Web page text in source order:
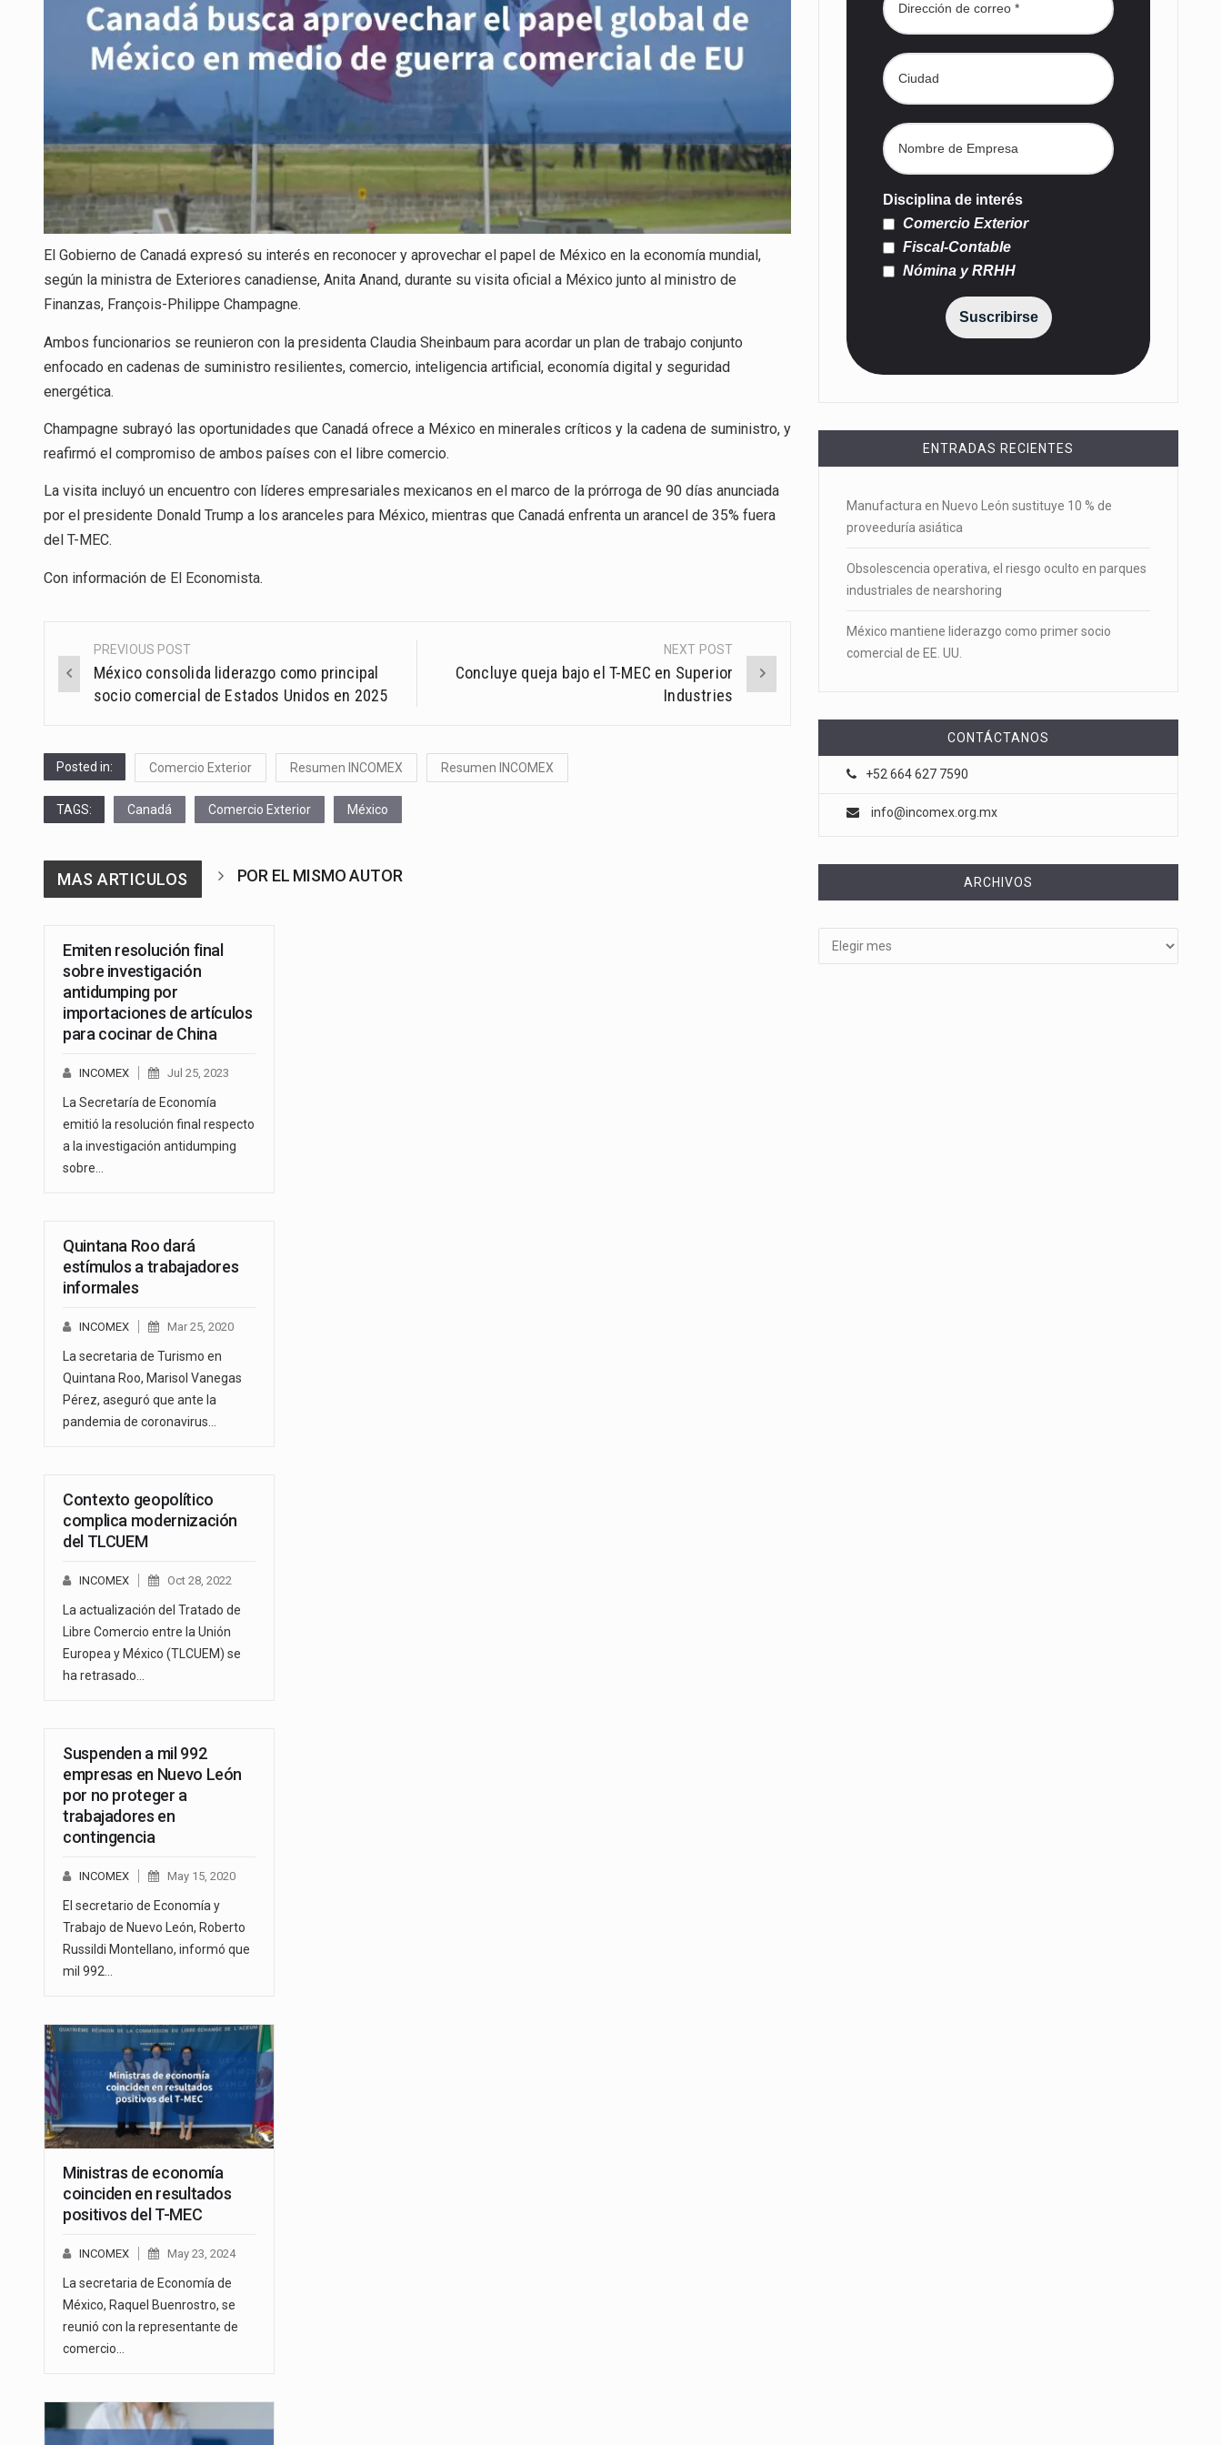
DE
EU
El Gobierno de Canadá expresó su interés en reconocer y aprovechar el papel de México en la economía mundial,
según la ministra de Exteriores canadiense, Anita Anand, durante su visita oficial a México junto al ministro de
Finanzas, François-Philippe Champagne.
Ambos funcionarios se reunieron con la presidenta Claudia Sheinbaum para acordar un plan de trabajo conjunto
enfocado en cadenas de suministro resilientes, comercio, inteligencia artificial, economía digital y seguridad
energética.
Champagne subrayó las oportunidades que Canadá ofrece a México en minerales críticos y la cadena de suministro, y
reafirmó el compromiso de ambos países con el libre comercio.
La visita incluyó un encuentro con líderes empresariales mexicanos en el marco de la prórroga de 90 días anunciada
por el presidente Donald Trump a los aranceles para México, mientras que Canadá enfrenta un arancel de 35% fuera
del T-MEC.
Con información de El Economista.
Post
navigation
PREVIOUS POST
México consolida liderazgo como principal
socio comercial de Estados Unidos en 2025
NEXT POST
Concluye queja bajo el T-MEC en Superior
Industries
Posted in: Comercio Exterior Resumen INCOMEX Resumen INCOMEX
TAGS: Canadá Comercio Exterior México
MAS ARTICULOS POR EL MISMO AUTOR
Emiten resolución final
sobre investigación
antidumping por
importaciones de artículos
para cocinar de China
INCOMEX Jul 25, 2023
La Secretaría de Economía
emitió la resolución final respecto
a la investigación antidumping
sobre…
Quintana Roo dará
estímulos a trabajadores
informales
INCOMEX Mar 25, 2020
La secretaria de Turismo en
Quintana Roo, Marisol Vanegas
Pérez, aseguró que ante la
pandemia de coronavirus…
Contexto geopolítico
complica modernización
del TLCUEM
INCOMEX Oct 28, 2022
La actualización del Tratado de
Libre Comercio entre la Unión
Europea y México (TLCUEM) se
ha retrasado…
Suspenden a mil 992
empresas en Nuevo León
por no proteger a
trabajadores en
contingencia
INCOMEX May 15, 2020
El secretario de Economía y
Trabajo de Nuevo León, Roberto
Russildi Montellano, informó que
mil 992…
Ministras de economía
coinciden en resultados
positivos del T-MEC
INCOMEX May 23, 2024
La secretaria de Economía de
México, Raquel Buenrostro, se
reunió con la representante de
comercio…
Disciplina de interés
Comercio Exterior
Fiscal-Contable
Nómina y RRHH
Suscribirse
ENTRADAS RECIENTES
Manufactura en Nuevo León sustituye 10 % de
proveeduría asiática
Obsolescencia operativa, el riesgo oculto en parques
industriales de nearshoring
México mantiene liderazgo como primer socio
comercial de EE. UU.
CONTÁCTANOS
+52 664 627 7590
info@incomex.org.mx
ARCHIVOS